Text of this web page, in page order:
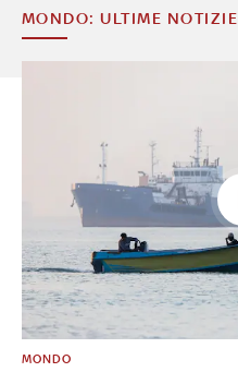
MONDO: ULTIME NOTIZIE
MONDO